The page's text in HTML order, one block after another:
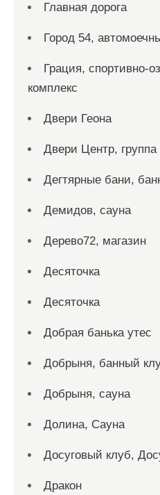
Главная дорога
Город 54,
Грация, спортивно-
комплекс
Двери Геона
Двери Центр, группа
Дегтярные бани,
Демидов, сауна
Дерево72, магазин
Десяточка
Десяточка
Добрая банька утес
Добрыня, банный
Добрыня, сауна
Долина, Сауна
Досуговый клуб,
Дракон